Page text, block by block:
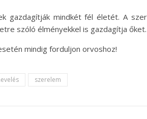
gazdagítják mindkét fél életét. A
szóló élményekkel is gazdagítja őket.
mindig forduljon orvoshoz!
szerelem